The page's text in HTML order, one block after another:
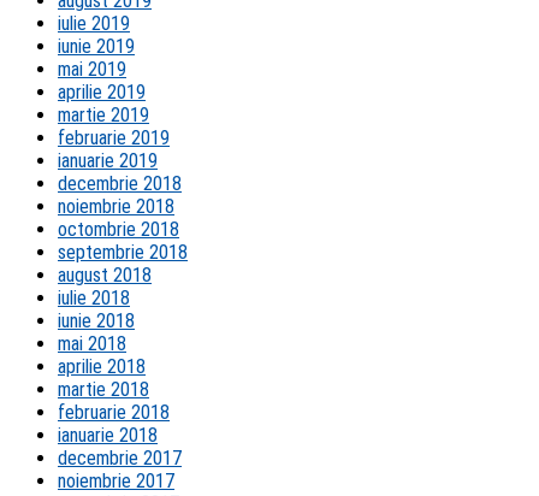
iulie 2019
iunie 2019
mai 2019
aprilie 2019
martie 2019
februarie 2019
ianuarie 2019
decembrie 2018
noiembrie 2018
octombrie 2018
septembrie 2018
august 2018
iulie 2018
iunie 2018
mai 2018
aprilie 2018
martie 2018
februarie 2018
ianuarie 2018
decembrie 2017
noiembrie 2017